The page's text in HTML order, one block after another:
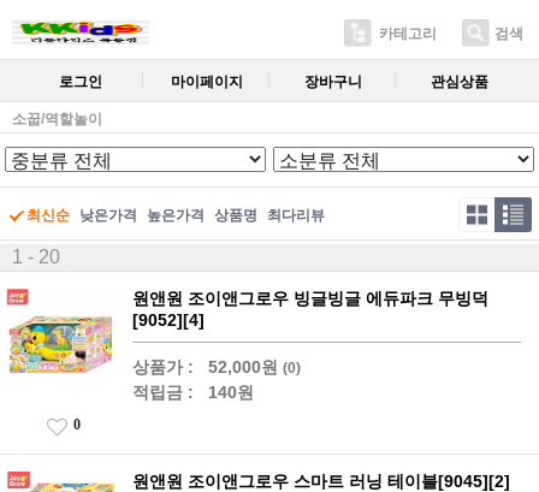
카테고리 검색
로그인 마이페이지 장바구니 관심상품
소꿉/역할놀이
최신순 낮은가격 높은가격 상품명 최다리뷰
1 - 20
원앤원 조이앤그로우 빙글빙글 에듀파크 무빙덕
[9052][4]
상품가 : 52,000원 (0)
적립금 : 140원
0
원앤원 조이앤그로우 스마트 러닝 테이블[9045][2]